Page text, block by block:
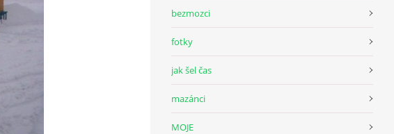
bezmozci
fotky
jak šel čas
mazánci
MOJE